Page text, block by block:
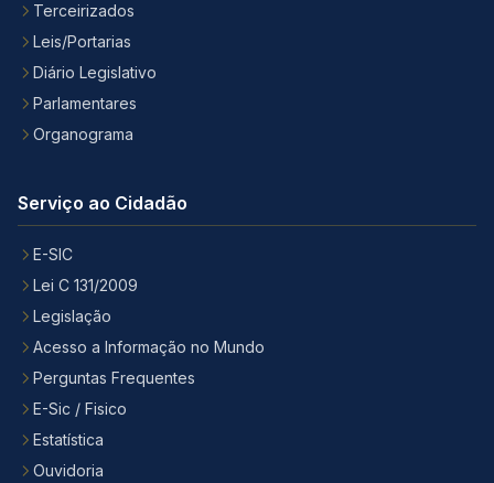
Terceirizados
Leis/Portarias
Diário Legislativo
Parlamentares
Organograma
Serviço ao Cidadão
E-SIC
Lei C 131/2009
Legislação
Acesso a Informação no Mundo
Perguntas Frequentes
E-Sic / Fisico
Estatística
Ouvidoria